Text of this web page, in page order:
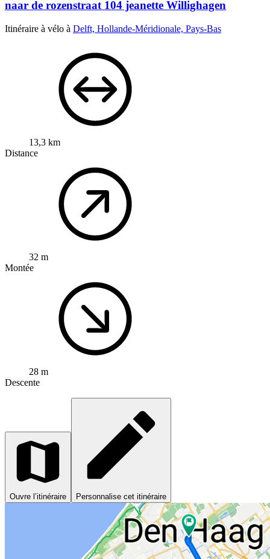
naar de rozenstraat 104 jeanette Willighagen
Itinéraire à vélo à Delft, Hollande-Méridionale, Pays-Bas
13,3 km
Distance
32 m
Montée
28 m
Descente
Ouvre l’itinéraire Personnalise cet itinéraire